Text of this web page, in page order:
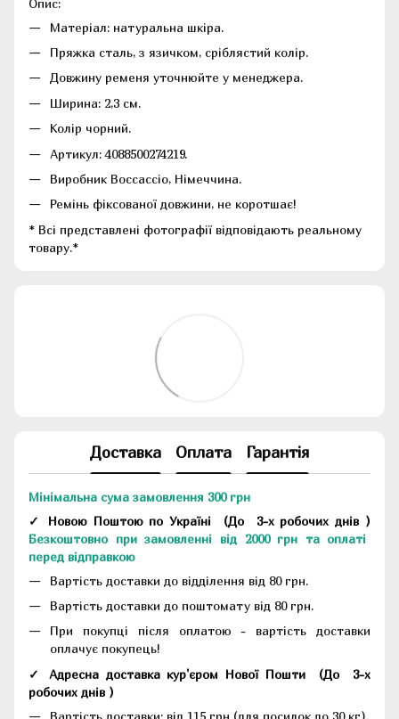
Матеріал: натуральна шкіра.
Пряжка сталь, з язичком, сріблястий колір.
Довжину ременя уточнюйте у менеджера.
Ширина: 2,3 см.
Колір чорний.
Артикул: 4088500274219.
Виробник Boccaccio, Німеччина.
Ремінь фіксованої довжини, не коротшає!
* Всі представлені фотографії відповідають реальному
товару.*
Доставка Оплата Гарантія
Мінімальна сума замовлення 300 грн
✓ Новою Поштою по Україні (До 3-х робочих днів )
Безкоштовно при замовленні від 2000 грн та оплаті
перед відправкою
Вартість доставки до відділення від 80 грн.
Вартість доставки до поштомату від 80 грн.
При покупці після оплатою - вартість доставки
оплачує покупець!
✓ Адресна доставка кур'єром Нової Пошти (До 3-х
робочих днів )
Вартість доставки: від 115 грн (для посилок до 30 кг).